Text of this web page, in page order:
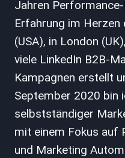
Jahren
Erfahrung im Herzen
(USA), in London
viele LinkedIn B2B-
Kampagnen erstellt
September 2020 bin
selbstständiger
mit einem Fokus auf
und Marketing